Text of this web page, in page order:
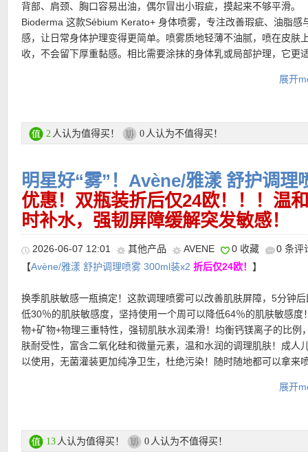
★ 邮费：全场满30欧德国境内免邮（普通快递），可直邮瑞士、荷
地利等地区，邮费详情请参考网站信息。
★ 退货：14天内无理由退货
背部、肩颈、胸口容易出油，偶尔冒出小瑕疵，摸起来不够平滑。
Bioderma 这款Sébium Kerato+ 身体喷雾，专注改善瑕疵、油脂感
感，让日常身体护理变得更简单。喷雾质地轻薄不油腻，喷在皮肤
收，不会留下厚重黏感。相比需要涂抹的身体乳或局部护理，它更
晚护理流程。配方中含有烟酰胺与水杨酸，帮助调理多余油脂，细
贝德玛清爽焕肤喷雾购买链接在此
★ 今天全线7折优惠：SONNTAG亲测有效！
★ 邮费：全场满30欧德国境内免邮（普通快递），可直邮瑞士、荷
展开
2 人认为值得买！ 0 人认为不值得买！
明星好“雾”！Avène/雅漾 舒护调
优惠！双瓶装折后仅24欧！！！温
时补水，强韧屏障缓解突发敏感！
2026-06-07 12:01 其他产品 AVENE 0 收藏
0 条评
【Avène/雅漾 舒护调理喷雾 300ml装x2 折后仅24欧！ 】
换季肌肤敏感一瓶搞定！这款调理喷雾可以改善肌肤屏障，5分钟
低30％的肌肤敏感度，坚持使用一个周可以降低64％的肌肤敏感度
物+矿物+物理三重特性，强韧肌肤水润柔滑！均衡钙镁离子的比例
肤耐受性，富含二氧化硅和微量元素，温和水润的调理肌肤！成人
以使用，无菌灌装更加纯净卫生，杜绝污染！随时随地都可以拿来
更多雅漾活动链接在此
展开
13 人认为值得买！ 0 人认为不值得买！